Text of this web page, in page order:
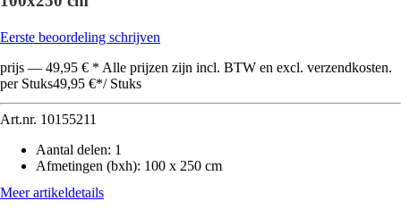
Eerste beoordeling schrijven
prijs — 49,95 € * Alle prijzen zijn incl. BTW en excl. verzendkosten.
per Stuks49,95 €*/ Stuks
Art.nr. 10155211
Aantal delen: 1
Afmetingen (bxh): 100 x 250 cm
Meer artikeldetails